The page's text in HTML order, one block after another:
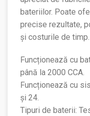
bateriilor. Poate
precise rezultate,
și costurile de timp.
Funcționează cu
până la 2000 CCA.
Funcționează cu
și 24.
Tipuri de baterii: